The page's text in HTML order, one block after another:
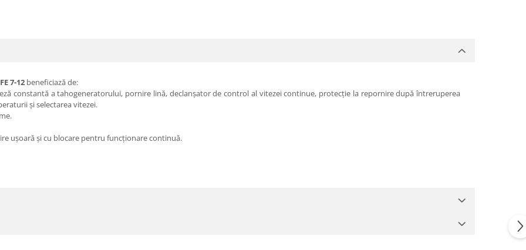
7-12 beneficiază de:
constantă a tahogeneratorului, pornire lină, declanșator de control al vitezei continue, protecție la repornire după întreruperea
și selectarea vitezei.
ușoară și cu blocare pentru funcționare continuă.